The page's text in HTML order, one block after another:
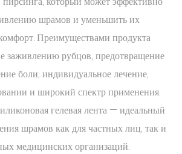
шрамов и уменьшить их
Преимуществами продукта
заживлению рубцов, предотвращение
боли, индивидуальное лечение,
и широкий спектр применения.
гелевая лента — идеальный
шрамов как для частных лиц, так и
медицинских организаций.